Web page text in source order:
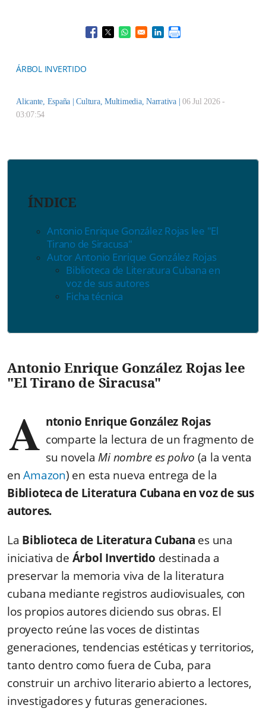
Opens in a new window
Opens in a new window
Opens in a new window
Opens in a new window
ÁRBOL INVERTIDO
Alicante, España |Cultura, Multimedia, Narrativa | 06 Jul 2026 -
03:07:54
ÍNDICE
Antonio Enrique González Rojas lee "El
Tirano de Siracusa"
Autor Antonio Enrique González Rojas
Biblioteca de Literatura Cubana en
voz de sus autores
Ficha técnica
Antonio Enrique González Rojas lee
"El Tirano de Siracusa"
A ntonio Enrique González Rojas
comparte la lectura de un fragmento de
su novelaMi nombre es polvo (a la venta
enAmazon) en esta nueva entrega de la
Biblioteca de Literatura Cubana en voz de sus
autores.
La Biblioteca de Literatura Cubana es una
iniciativa de Árbol Invertido destinada a
preservar la memoria viva de la literatura
cubana mediante registros audiovisuales, con
los propios autores diciendo sus obras. El
proyecto reúne las voces de distintas
generaciones, tendencias estéticas y territorios,
tanto dentro como fuera de Cuba, para
construir un archivo literario abierto a lectores,
investigadores y futuras generaciones.